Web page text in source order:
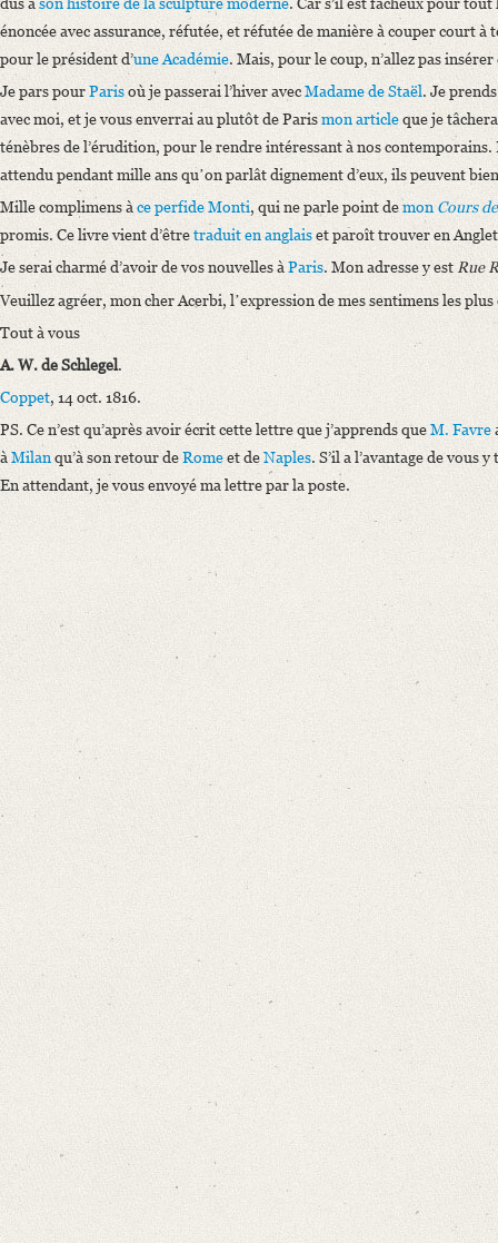
Incipit: „Cette lettre, mon cher Acerbi, vous sera remise par M. Favre
Language
French
énoncée avec assurance, réfutée, et réfutée de manière à couper court
pour le président d’une Académie. Mais, pour le coup, n’allez pas
Je pars pourParisoù je passerai l’hiver avecMadame de Staël. Je
avec moi, et je vous enverrai au plutôt de Parismon articleque je
ténèbres de l’érudition, pour le rendre intéressant à nos contemporains.
attendu pendant mille ans quʼon parlât dignement d’eux, ils peuvent
Mille complimens à ce perfide Monti, qui ne parle point demon Cours
promis. Ce livre vient d’êtretraduit en anglaiset paroît trouver en
Je serai charmé d’avoir de vos nouvelles àParis. Mon adresse y estRue
Veuillez agréer, mon cher Acerbi, lʼexpression de mes sentimens les plus
Tout à vous
A. W.de Schlegel.
Coppet, 14 oct. 1816.
PS. Ce n’est qu’après avoir écrit cette lettre que j’apprends queM. Favre
àMilanqu’à son retour deRomeet deNaples. S’il a l’avantage de
En attendant, je vous envoyé ma lettre par la poste.